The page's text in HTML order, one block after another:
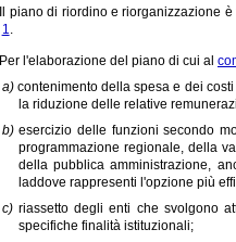
Il piano di riordino e riorganizzazione
1.
Per l'elaborazione del piano di cui al
a) contenimento della spesa e dei
la riduzione delle relative
b)esercizio delle funzioni secondo
programmazione regionale, della
della pubblica amministrazione,
laddove rappresenti l'opzione più
c) riassetto degli enti che svolgono
specifiche finalità istituzionali;